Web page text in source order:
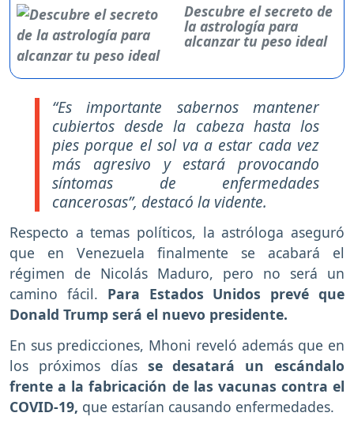
Descubre el secreto de
la astrología para
alcanzar tu peso ideal
“Es importante sabernos mantener
cubiertos desde la cabeza hasta los
pies porque el sol va a estar cada vez
más agresivo y estará provocando
síntomas de enfermedades
cancerosas”, destacó la vidente.
Respecto a temas políticos, la astróloga aseguró
que en Venezuela finalmente se acabará el
régimen de Nicolás Maduro, pero no será un
camino fácil. Para Estados Unidos prevé que
Donald Trump será el nuevo presidente.
En sus predicciones, Mhoni reveló además que en
los próximos días se desatará un escándalo
frente a la fabricación de las vacunas contra el
COVID-19, que estarían causando enfermedades.